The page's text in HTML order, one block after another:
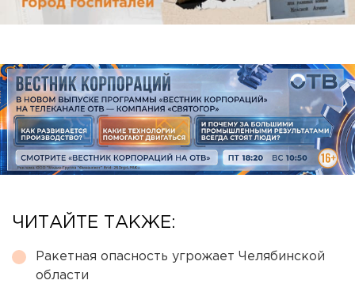
ЧИТАЙТЕ ТАКЖЕ:
Ракетная опасность угрожает Челябинской
области